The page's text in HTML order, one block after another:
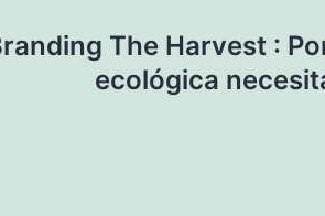
The Harvest :
ecológica